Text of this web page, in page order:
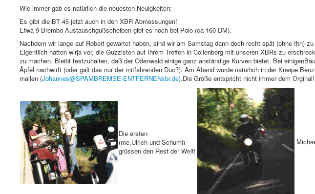
Wie immer gab es natürlich die neuesten Neuigkeiten:
Es gibt die BT 45 jetzt auch in den XBR Abmessungen!
Etwa 9 Brembo Austauschgußscheiben gibt es noch bei Polo (ca 160 DM).
Nachdem wir lange auf Robert gewartet haben, sind wir am Samstag dann doch recht spät (ohne Ihn)
Eigentlich hatten wirja vor, die Guzzisten auf Ihrem Treffen in Collenberg mit unseren XBRs zu
zu machen. Bleibt festzuhalten, daß der Odenwald einige ganz anständige Kurven bietet. Bei
Äpfel nachwirft (oder galt das nur der mitfahrenden Duc?). Am Abend wurde natürlich in der Kneipe
mailen (Johannes@SPAMBREMSE-ENTFERNENxbr.de).Die Größe entspricht nicht immer dem Orginal!
Die ersten
(me,Ulrich und Schumi)
grüssen den Rest der Welt!